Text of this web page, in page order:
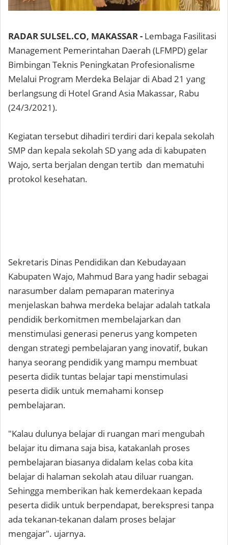
RADAR SULSEL.CO, MAKASSAR - Lembaga Fasilitasi
Management Pemerintahan Daerah (LFMPD) gelar
Bimbingan Teknis Peningkatan Profesionalisme
Melalui Program Merdeka Belajar di Abad 21 yang
berlangsung di Hotel Grand Asia Makassar, Rabu
(24/3/2021).
Kegiatan tersebut dihadiri terdiri dari kepala sekolah
SMP dan kepala sekolah SD yang ada di kabupaten
Wajo, serta berjalan dengan tertib dan mematuhi
protokol kesehatan.
Sekretaris Dinas Pendidikan dan Kebudayaan
Kabupaten Wajo, Mahmud Bara yang hadir sebagai
narasumber dalam pemaparan materinya
menjelaskan bahwa merdeka belajar adalah tatkala
pendidik berkomitmen membelajarkan dan
menstimulasi generasi penerus yang kompeten
dengan strategi pembelajaran yang inovatif, bukan
hanya seorang pendidik yang mampu membuat
peserta didik tuntas belajar tapi menstimulasi
peserta didik untuk memahami konsep
pembelajaran.
"Kalau dulunya belajar di ruangan mari mengubah
belajar itu dimana saja bisa, katakanlah proses
pembelajaran biasanya didalam kelas coba kita
belajar di halaman sekolah atau diluar ruangan.
Sehingga memberikan hak kemerdekaan kepada
peserta didik untuk berpendapat, berekspresi tanpa
ada tekanan-tekanan dalam proses belajar
mengajar". ujarnya.